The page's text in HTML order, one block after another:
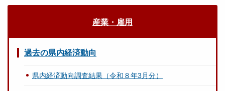
産業・雇用
過去の県内経済動向
県内経済動向調査結果（令和８年3月分）